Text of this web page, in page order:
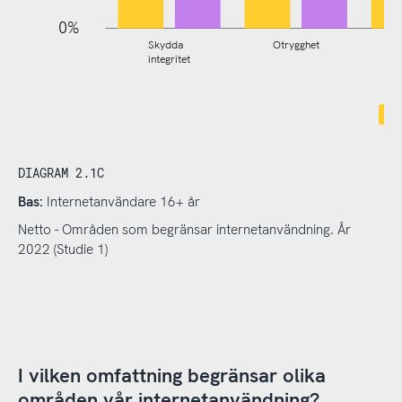
0%
Skydda
integritet
Otrygghet
DIAGRAM 2.1C
Bas: Internetanvändare 16+ år
Netto - Områden som begränsar internetanvändning. År
2022 (Studie 1)
I vilken omfattning begränsar olika